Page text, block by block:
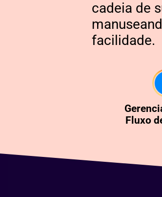
cadeia de
facilidade.
Fluxo